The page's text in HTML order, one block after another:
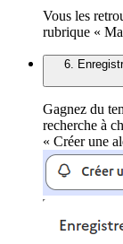
Vous les
rubrique «
6.
Gagnez du
recherche à
« Créer une